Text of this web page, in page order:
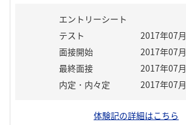
エントリーシート
テスト
2017年07月
面接開始
2017年07月
最終面接
2017年07月
内定・内々定
2017年07月
体験記の詳細はこちら